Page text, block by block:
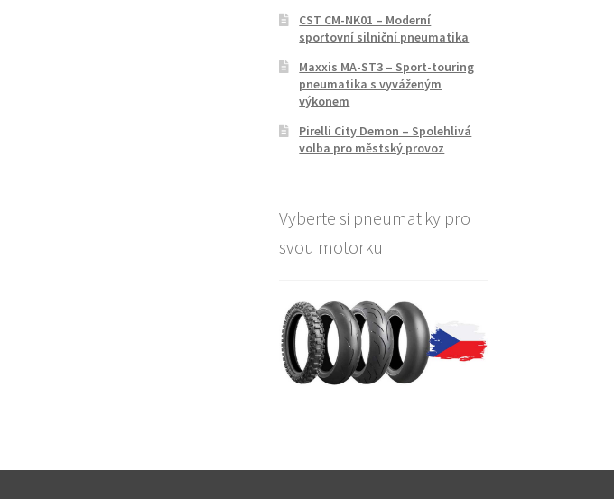
CST CM-NK01 – Moderní
sportovní silniční pneumatika
Maxxis MA-ST3 – Sport-touring
pneumatika s vyváženým
výkonem
Pirelli City Demon – Spolehlivá
volba pro městský provoz
Vyberte si pneumatiky pro
svou motorku